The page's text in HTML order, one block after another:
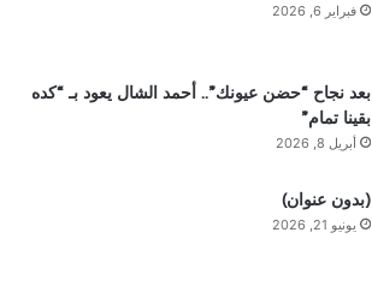
فبراير 6, 2026
بعد نجاح “حضن عيونك”.. أحمد الشال يعود بـ “كده
بقينا تمام”
أبريل 8, 2026
(بدون عنوان)
يونيو 21, 2026